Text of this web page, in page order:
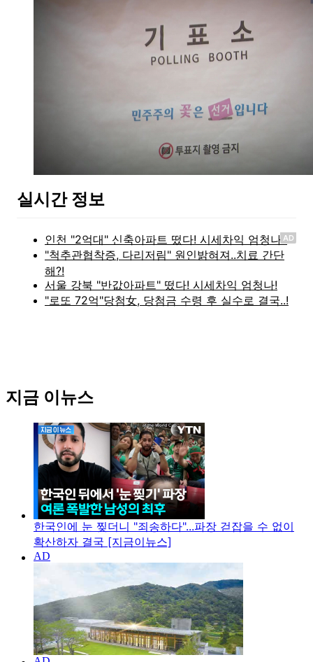
실시간 정보
AD
지금 이뉴스
한국인에 눈 찢더니 "죄송하다"...파장 걷잡을 수 없이
확산하자 결국 [지금이뉴스]